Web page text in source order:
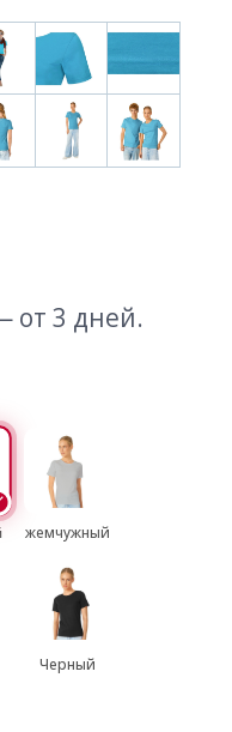
от 3 дней.
жемчужный
Черный